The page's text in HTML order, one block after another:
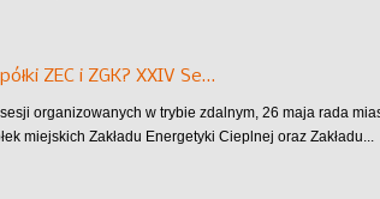
ZEC i ZGK? XXIV Se…
organizowanych w trybie zdalnym, 26 maja rada
miejskich Zakładu Energetyki Cieplnej oraz Zakładu...